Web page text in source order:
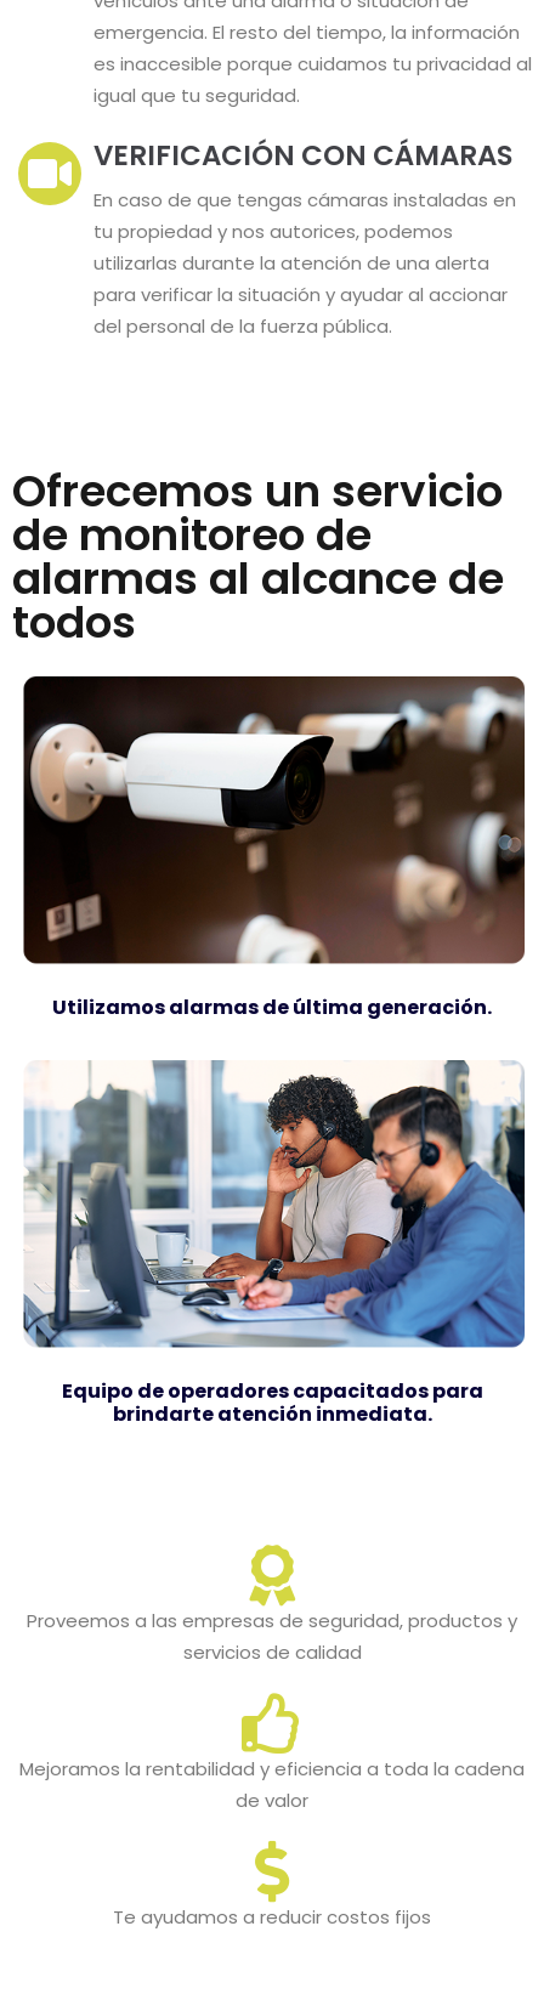
emergencia. El resto del tiempo, la información
es inaccesible porque cuidamos tu privacidad al
igual que tu seguridad.
VERIFICACIÓN CON CÁMARAS
En caso de que tengas cámaras instaladas en
tu propiedad y nos autorices, podemos
utilizarlas durante la atención de una alerta
para verificar la situación y ayudar al accionar
del personal de la fuerza pública.
Ofrecemos un servicio
de monitoreo de
alarmas al alcance de
todos
Utilizamos alarmas de última generación.
Equipo de operadores capacitados para
brindarte atención inmediata.
Proveemos a las empresas de seguridad, productos y
servicios de calidad
Mejoramos la rentabilidad y eficiencia a toda la cadena
de valor
Te ayudamos a reducir costos fijos